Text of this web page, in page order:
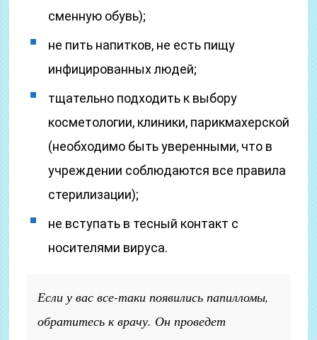
сменную обувь);
не пить напитков, не есть пищу
инфицированных людей;
тщательно подходить к выбору
косметологии, клиники, парикмахерской
(необходимо быть уверенными, что в
учреждении соблюдаются все правила
стерилизации);
не вступать в тесный контакт с
носителями вируса.
Если у вас все-таки появились папилломы,
обратитесь к врачу. Он проведет